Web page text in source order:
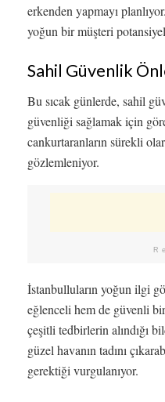
erkenden yapmayı
yoğun bir müşteri
Sahil Güvenlik
Bu sıcak günlerde, sahil
güvenliği sağlamak için
cankurtaranların sürekli
gözlemleniyor.
İstanbulluların yoğun ilgi
eğlenceli hem de güvenli
çeşitli tedbirlerin alındığı
güzel havanın tadını
gerektiği vurgulanıyor.